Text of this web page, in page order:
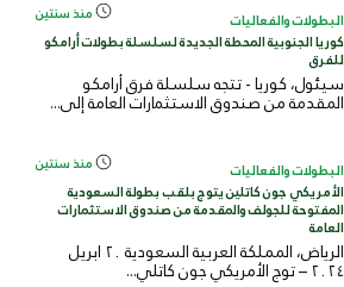
البطولات والفعاليات منذ سنتين
كوريا الجنوبية المحطة الجديدة لسلسلة بطولات أرامكو
للفرق
سيئول، كوريا - تتجه سلسلة فرق أرامكو
المقدمة من صندوق الاستثمارات العامة إلى...
البطولات والفعاليات منذ سنتين
الأمريكي جون كاتلين يتوج بلقب بطولة السعودية
المفتوحة للجولف والمقدمة من صندوق الاستثمارات
العامة
الرياض، المملكة العربية السعودية ٢٠ ابريل
٢٠٢٤ – توج الأمريكي جون كاتلي...